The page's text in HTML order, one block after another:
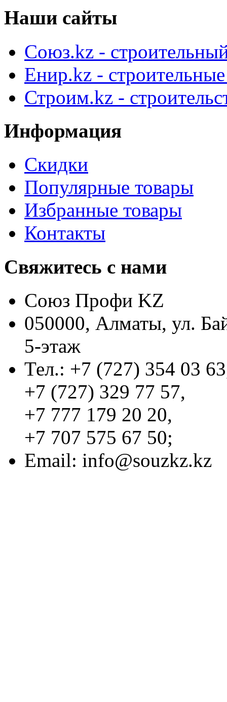
Наши сайты
Союз.kz -
Енир.kz -
Строим.kz -
Информация
Скидки
Популярные товары
Избранные товары
Контакты
Свяжитесь с нами
Союз Профи KZ
050000, Алматы, ул.
5-этаж
Тел.: +7 (727) 354 03
+7 (727) 329 77 57,
+7 777 179 20 20,
+7 707 575 67 50;
Email: info@souzkz.kz